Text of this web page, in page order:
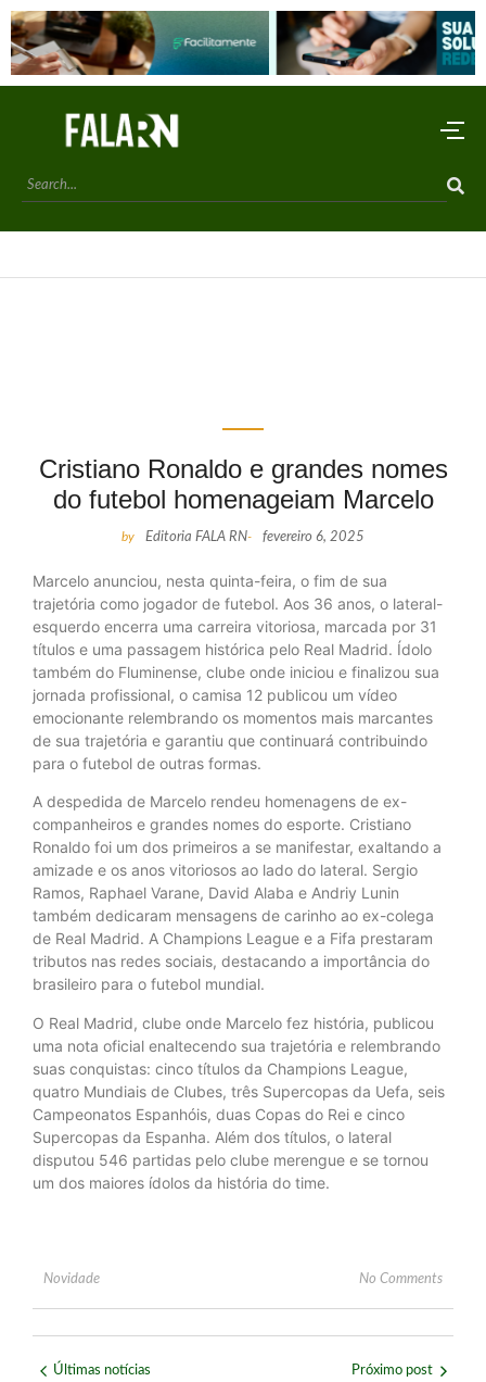
Cristiano Ronaldo e grandes nomes
do futebol homenageiam Marcelo
by Editoria FALA RN- fevereiro 6, 2025
Marcelo anunciou, nesta quinta-feira, o fim de sua
trajetória como jogador de futebol. Aos 36 anos, o lateral-
esquerdo encerra uma carreira vitoriosa, marcada por 31
títulos e uma passagem histórica pelo Real Madrid. Ídolo
também do Fluminense, clube onde iniciou e finalizou sua
jornada profissional, o camisa 12 publicou um vídeo
emocionante relembrando os momentos mais marcantes
de sua trajetória e garantiu que continuará contribuindo
para o futebol de outras formas.
A despedida de Marcelo rendeu homenagens de ex-
companheiros e grandes nomes do esporte. Cristiano
Ronaldo foi um dos primeiros a se manifestar, exaltando a
amizade e os anos vitoriosos ao lado do lateral. Sergio
Ramos, Raphael Varane, David Alaba e Andriy Lunin
também dedicaram mensagens de carinho ao ex-colega
de Real Madrid. A Champions League e a Fifa prestaram
tributos nas redes sociais, destacando a importância do
brasileiro para o futebol mundial.
O Real Madrid, clube onde Marcelo fez história, publicou
uma nota oficial enaltecendo sua trajetória e relembrando
suas conquistas: cinco títulos da Champions League,
quatro Mundiais de Clubes, três Supercopas da Uefa, seis
Campeonatos Espanhóis, duas Copas do Rei e cinco
Supercopas da Espanha. Além dos títulos, o lateral
disputou 546 partidas pelo clube merengue e se tornou
um dos maiores ídolos da história do time.
Novidade No Comments
Últimas notícias Próximo post